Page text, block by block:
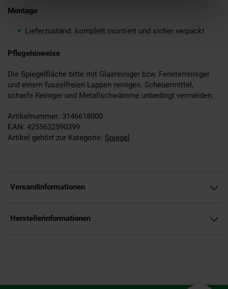
Montage
Lieferzustand: komplett montiert und sicher verpackt
Pflegehinweise
Die Spiegelfläche bitte mit Glasreiniger bzw. Fensterreiniger
und einem fusselfreien Lappen reinigen. Scheuermittel,
scharfe Reiniger und Metallschwämme unbedingt vermeiden.
Artikelnummer: 3146618000
EAN: 4255632590399
Artikel gehört zur Kategorie: Spiegel
Versandinformationen
Herstellerinformationen